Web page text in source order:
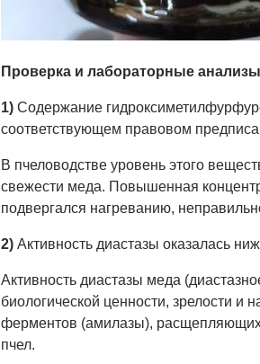
Проверка и лабораторные
1)Содержание
соответствующем правовом
В пчеловодстве уровень этого
свежести меда. Повышенная
подвергался нагреванию,
2)Активность диастазы оказалась
Активность диастазы меда
биологической ценности, зрелости и
ферментов (амилазы), расщепляющих
пчел.